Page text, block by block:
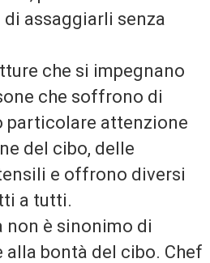
assaggiarli senza
che si impegnano
che soffrono di
particolare attenzione
del cibo, delle
e offrono diversi
a tutti.
è sinonimo di
alla bontà del cibo. Chef